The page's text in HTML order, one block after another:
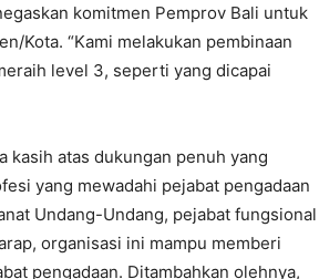
komitmen Pemprov Bali untuk
Kota. “Kami melakukan pembinaan
level 3, seperti yang dicapai
kasih atas dukungan penuh yang
yang mewadahi pejabat pengadaan
Undang-Undang, pejabat fungsional
organisasi ini mampu memberi
pengadaan. Ditambahkan olehnya,